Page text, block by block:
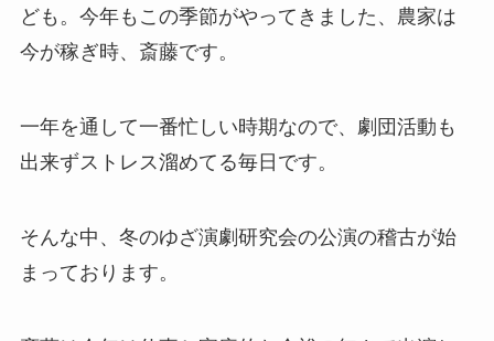
ども。今年もこの季節がやってきました、農家は
今が稼ぎ時、斎藤です。
一年を通して一番忙しい時期なので、劇団活動も
出来ずストレス溜めてる毎日です。
そんな中、冬のゆざ演劇研究会の公演の稽古が始
まっております。